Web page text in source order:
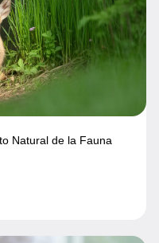
Natural de la Fauna